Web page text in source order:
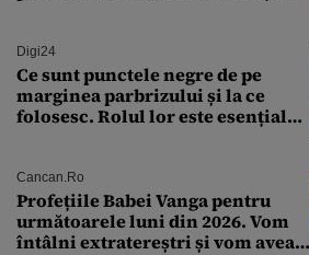
Digi24
Ce sunt punctele negre de pe
marginea parbrizului și la ce
folosesc. Rolul lor este esențial
Cancan.ro
Profețiile Babei Vanga pentru
următoarele luni din 2026. Vom
întâlni extratereștri și vom avea